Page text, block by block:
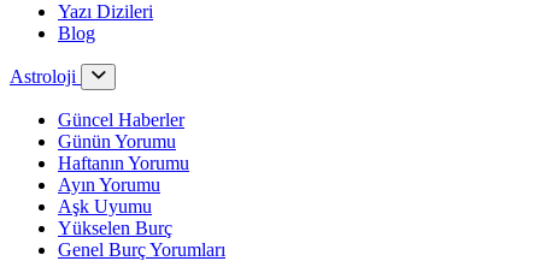
Yazı Dizileri
Blog
Astroloji
Güncel Haberler
Günün Yorumu
Haftanın Yorumu
Ayın Yorumu
Aşk Uyumu
Yükselen Burç
Genel Burç Yorumları